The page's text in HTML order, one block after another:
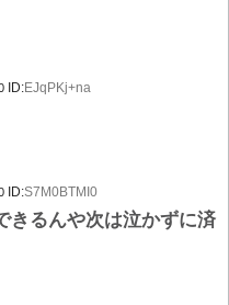
ID:EJqPKj+na
ID:S7M0BTMI0
きるんや次は泣かずに済